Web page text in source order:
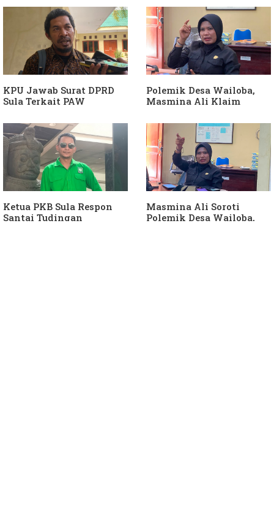
Diduga Jadikan
Keponakan "ATM
Berjalan"
APH Usut Dugaan
Penyimpangan Dana Desa
KPU Jawab Surat DPRD
Sula Terkait PAW
Hanura
Polemik Desa Wailoba,
Masmina Ali Klaim
Keterlibatan Ketua PKB
Sula
Ketua PKB Sula Respon
Santai Tudingan
Masmina Ali Soroti
Polemik Desa Wailoba,